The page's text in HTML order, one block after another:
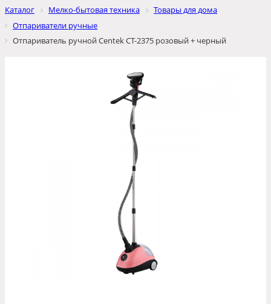
Каталог Мелко-бытовая техника
Товары для дома
Отпариватели ручные
Отпариватель ручной Centek CT-2375 розовый + черный